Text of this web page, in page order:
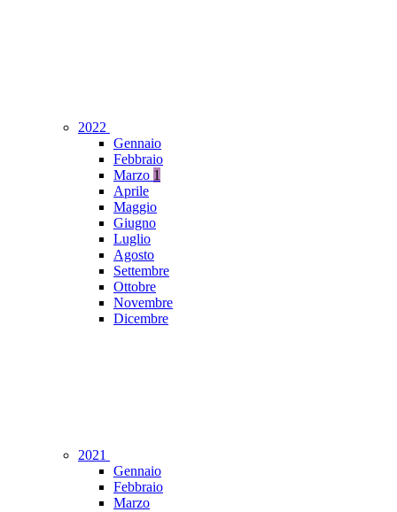
2022
Gennaio
Febbraio
Marzo 1
Aprile
Maggio
Giugno
Luglio
Agosto
Settembre
Ottobre
Novembre
Dicembre
2021
Gennaio
Febbraio
Marzo